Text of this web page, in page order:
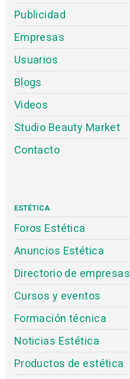
Publicidad
Empresas
Usuarios
Blogs
Videos
Studio Beauty Market
Contacto
ESTÉTICA
Foros Estética
Anuncios Estética
Directorio de empresas
Cursos y eventos
Formación técnica
Noticias Estética
Productos de estética